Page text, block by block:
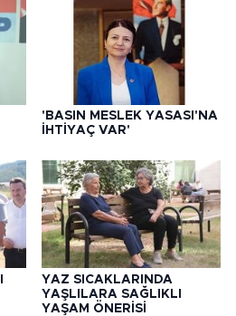
'BASIN MESLEK YASASI'NA
İHTİYAÇ VAR'
YAZ SICAKLARINDA
YAŞLILARA SAĞLIKLI
YAŞAM ÖNERİSİ